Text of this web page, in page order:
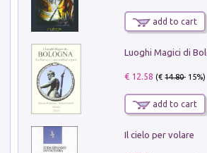
add to cart
€ 12.58 (€14.80- 15%)
add to cart
Il cielo per volare